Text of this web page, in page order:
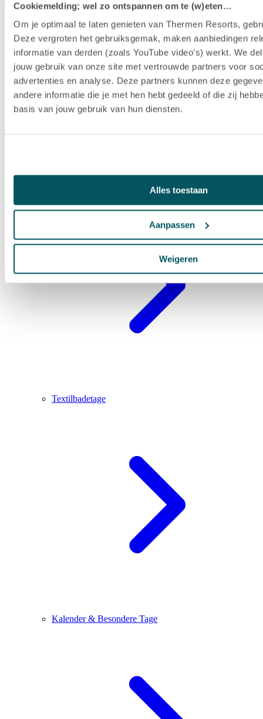
Cookiemelding; wel zo ontspannen om te (w)eten…
Om je optimaal te laten genieten van Thermen Resorts,
Deze vergroten het gebruiksgemak, maken aanbiedingen
informatie van derden (zoals YouTube video’s) werkt. We
jouw gebruik van onze site met vertrouwde partners voor
advertenties en analyse. Deze partners kunnen deze
andere informatie die je met hen hebt gedeeld of die zij
basis van jouw gebruik van hun diensten.
Alles toestaan
Aanpassen
Weigeren
Nachhaltigkeit
Textilbadetage
Kalender & Besondere Tage